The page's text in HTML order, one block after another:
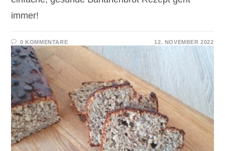
immer!
0 KOMMENTARE 12. NOVEMBER 2022